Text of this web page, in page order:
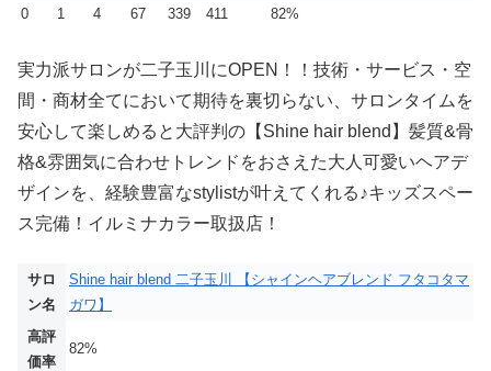
0
1 4 67 339 411 82%
実力派サロンが二子玉川にOPEN！！技術・サービス・空
間・商材全てにおいて期待を裏切らない、サロンタイムを
安心して楽しめると大評判の【Shine hair blend】髪質&骨
格&雰囲気に合わせトレンドをおさえた大人可愛いヘアデ
ザインを、経験豊富なstylistが叶えてくれる♪キッズスペー
ス完備！イルミナカラー取扱店！
サロ
ン名
Shine hair blend 二子玉川 【シャインヘアブレンド フタコタマ
ガワ】
高評
価率
82%